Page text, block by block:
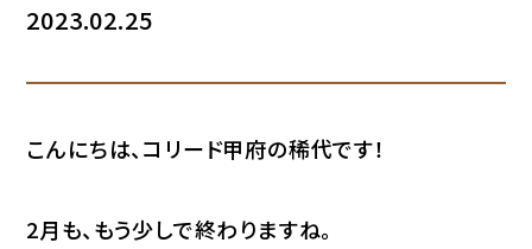
2023.02.25
こんにちは、コリード甲府の稀代です！
2月も、もう少しで終わりますね。